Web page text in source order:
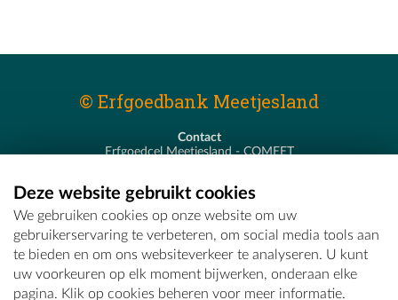
© Erfgoedbank Meetjesland
Contact
Erfgoedcel Meetjesland - COMEET
T - 09 373 75 96
E -erfgoedcel@comeet.be
Deze website gebruikt cookies
We gebruiken cookies op onze website om uw
gebruikerservaring te verbeteren, om social media tools aan
te bieden en om ons websiteverkeer te analyseren. U kunt
uw voorkeuren op elk moment bijwerken, onderaan elke
pagina. Klik op cookies beheren voor meer informatie.